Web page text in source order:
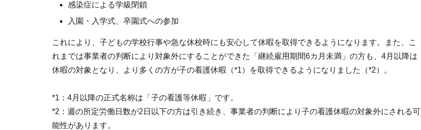
感染症による学級閉鎖
入園・入学式、卒園式への参加
これにより、子どもの学校行事や急な休校時にも安心して休暇を取得できるようになります。また、こ
れまでは事業者の判断により対象外にすることができた「継続雇用期間6カ月未満」の方も、4月以降は
休暇の対象となり、より多くの方が子の看護休暇（*1）を取得できるようになりました（*2）。
*1：4月以降の正式名称は「子の看護等休暇」です。
*2：週の所定労働日数が2日以下の方は引き続き、事業者の判断により子の看護休暇の対象外にされる可
能性があります。